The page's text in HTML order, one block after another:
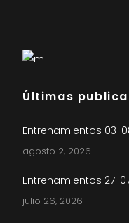
Últimas
Entrenamientos 03-
agosto 2, 2026
Entrenamientos 27-
julio 26, 2026